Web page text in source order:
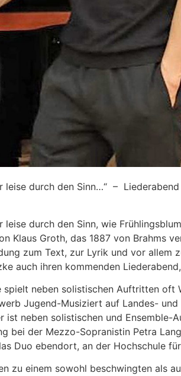
leise durch den Sinn…“ –
leise durch den Sinn, wie
Klaus Groth, das 1887 von Brahms
zum Text, zur Lyrik und vor allem
auch ihren kommenden
spielt neben solistischen Auftritten
Jugend-Musiziert auf Landes-
ist neben solistischen und
bei der Mezzo-Sopranistin Petra
Duo ebendort, an der Hochschule
zu einem sowohl beschwingten als